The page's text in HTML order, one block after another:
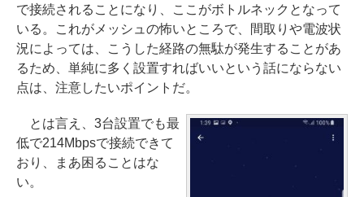
で接続されることになり、ここがボトルネックとなって
いる。これがメッシュの怖いところで、間取りや電波状
況によっては、こうした経路の無駄が発生することがあ
るため、単純に多く設置すればいいという話にならない
点は、注意したいポイントだ。
とは言え、3台設置でも最
低で214Mbpsで接続できて
おり、まあ困ることはな
い。